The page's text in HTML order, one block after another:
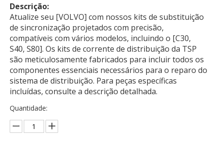
Descrição:
Atualize seu [VOLVO] com nossos kits de substituição
de sincronização projetados com precisão,
compatíveis com vários modelos, incluindo o [C30,
S40, S80]. Os kits de corrente de distribuição da TSP
são meticulosamente fabricados para incluir todos os
componentes essenciais necessários para o reparo do
sistema de distribuição. Para peças específicas
incluídas, consulte a descrição detalhada.
Quantidade: